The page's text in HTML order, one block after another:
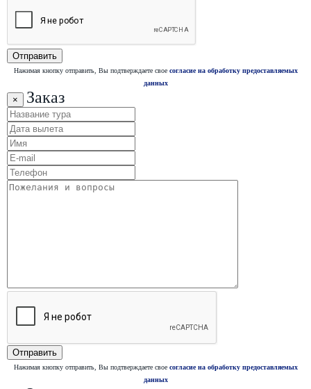
Нажимая кнопку отправить, Вы подтверждаете свое согласие на обработку предоставляемых
данных
× Заказ
Нажимая кнопку отправить, Вы подтверждаете свое согласие на обработку предоставляемых
данных